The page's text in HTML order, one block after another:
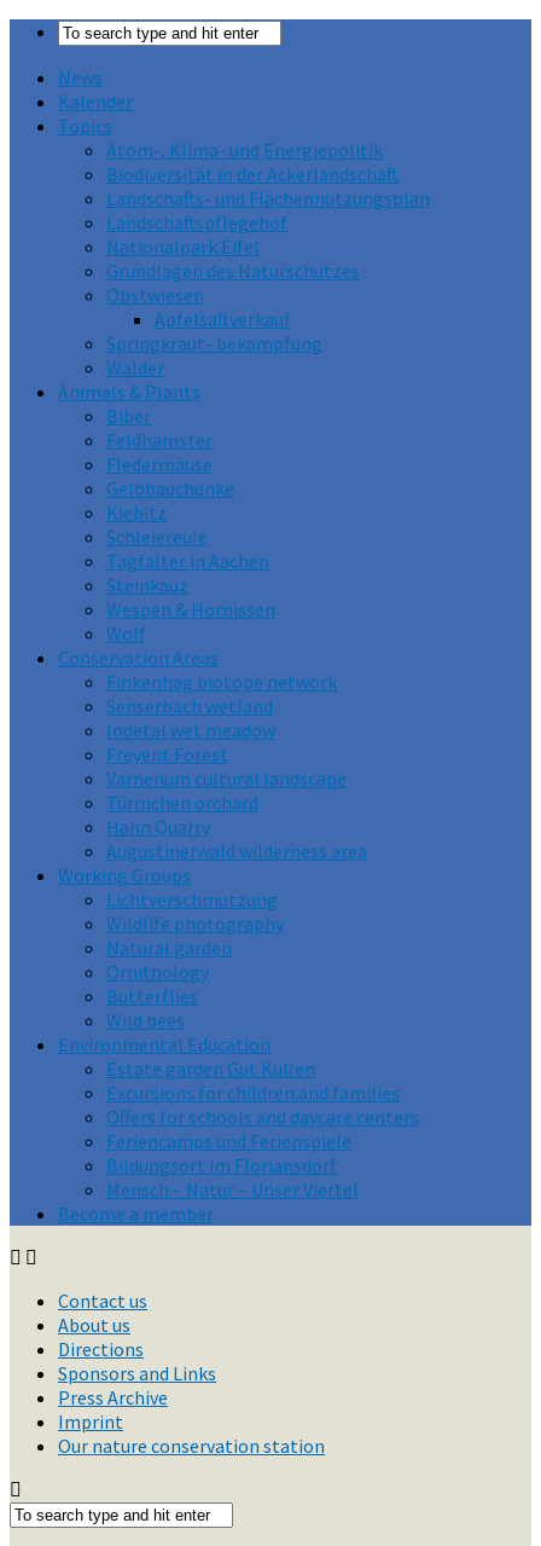
News
Kalender
Topics
Atom-, Klima- und Energiepolitik
Biodiversität in der Ackerlandschaft
Landschafts- und Flächennutzungsplan
Landschaftspflegehof
Nationalpark Eifel
Grundlagen des Naturschutzes
Obstwiesen
Apfelsaftverkauf
Springkraut- bekämpfung
Wälder
Animals & Plants
Biber
Feldhamster
Fledermäuse
Gelbbauchunke
Kiebitz
Schleiereule
Tagfalter in Aachen
Steinkauz
Wespen & Hornissen
Wolf
Conservation Areas
Finkenhag biotope network
Senserbach wetland
Indetal wet meadow
Freyent Forest
Varnenum cultural landscape
Türmchen orchard
Hahn Quarry
Augustinerwald wilderness area
Working Groups
Lichtverschmutzung
Wildlife photography
Natural garden
Ornithology
Butterflies
Wild bees
Environmental Education
Estate garden Gut Kullen
Excursions for children and families
Offers for schools and daycare centers
Feriencamps und Ferienspiele
Bildungsort im Floriansdorf
Mensch – Natur – Unser Viertel
Become a member
Contact us
About us
Directions
Sponsors and Links
Press Archive
Imprint
Our nature conservation station